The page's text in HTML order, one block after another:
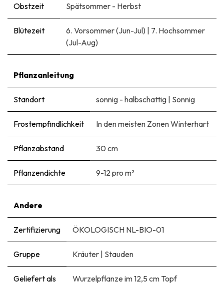
Obstzeit Spätsommer - Herbst
Blütezeit 6. Vorsommer (Jun-Jul) | 7. Hochsommer
(Jul-Aug)
Pflanzanleitung
Standort sonnig - halbschattig | Sonnig
Frostempfindlichkeit In den meisten Zonen Winterhart
Pflanzabstand 30 cm
Pflanzendichte 9-12 pro m²
Andere
Zertifizierung ÖKOLOGISCH NL-BIO-01
Gruppe Kräuter | Stauden
Geliefert als Wurzelpflanze im 12,5 cm Topf